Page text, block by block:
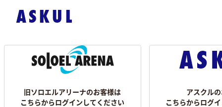
旧ソロエルアリーナのお客様は
こちらからログインしてください
アスクル
こちらからログ